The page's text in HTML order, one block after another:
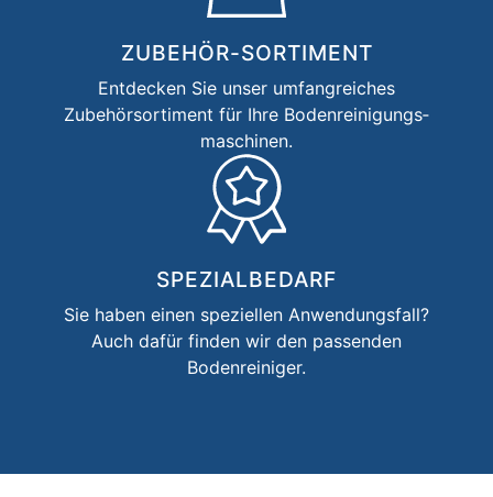
ZUBEHÖR-SORTIMENT
Entdecken Sie unser umfangreiches
Zubehörsortiment für Ihre Bodenreinigungs­
maschinen.
SPEZIALBEDARF
Sie haben einen speziellen Anwendungsfall?
Auch dafür finden wir den passenden
Bodenreiniger.